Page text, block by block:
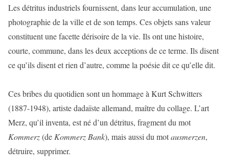
Les détritus industriels fournissent, dans leur accumulation, une
photographie de la ville et de son temps. Ces objets sans valeur
constituent une facette dérisoire de la vie. Ils ont une histoire,
courte, commune, dans les deux acceptions de ce terme. Ils disent
ce qu’ils disent et rien d’autre, comme la poésie dit ce qu’elle dit.
Ces bribes du quotidien sont un hommage à Kurt Schwitters
(1887-1948), artiste dadaïste allemand, maître du collage. L’art
Merz, qu’il inventa, est né d’un détritus, fragment du mot
Kommerz(de Kommerz Bank), mais aussi du motausmerzen,
détruire, supprimer.